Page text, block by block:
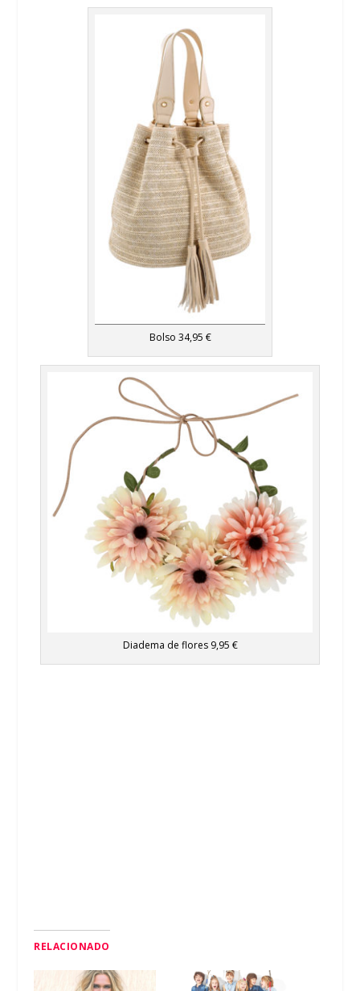
Bolso 34,95 €
Diadema de flores 9,95 €
RELACIONADO